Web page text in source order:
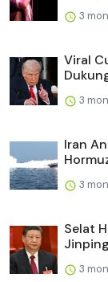
3
Viral
3
Iran
3
Selat
3